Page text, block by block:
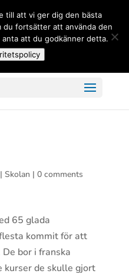
Skolan | 0 comments
65 glada
kommit för att
bor i franska
kurser de skulle gjort
till att vi ger dig den bästa
du fortsätter att använda den
att du godkänner detta.